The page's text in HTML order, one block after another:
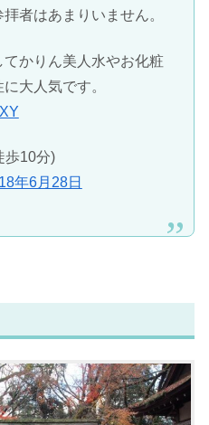
者はあまりいません。
かりん美人水やお化粧
大人気です。
歩10分)
年6月28日